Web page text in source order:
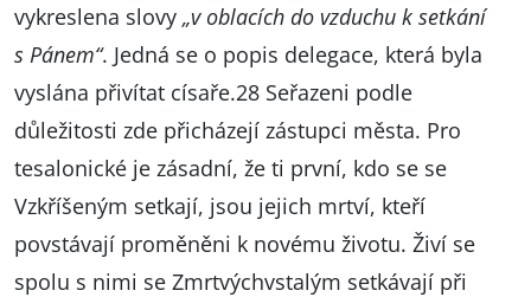
vykreslena slovy „v oblacích do vzduchu k setkání
s Pánem“. Jedná se o popis delegace, která byla
vyslána přivítat císaře.28 Seřazeni podle
důležitosti zde přicházejí zástupci města. Pro
tesalonické je zásadní, že ti první, kdo se se
Vzkříšeným setkají, jsou jejich mrtví, kteří
povstávají proměněni k novému životu. Živí se
spolu s nimi se Zmrtvýchvstalým setkávají při